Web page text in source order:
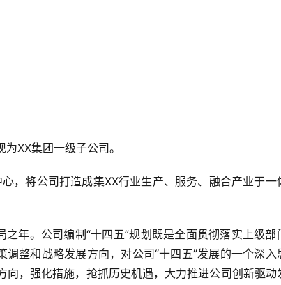
XX集团一级子公司。
，将公司打造成集XX行业生产、服务、融合产业于一
之年。公司编制“十四五”规划既是全面贯彻落实上级部
整和战略发展方向，对公司“十四五”发展的一个深入
，强化措施，抢抓历史机遇，大力推进公司创新驱动